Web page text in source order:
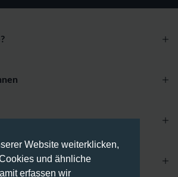
Website weiterklicken,
und ähnliche
erfassen wir